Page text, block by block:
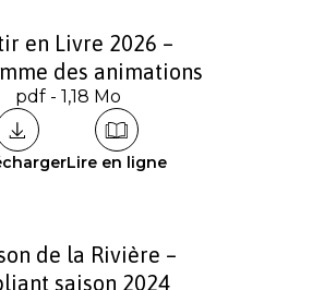
en Livre 2026 –
des animations
pdf - 1,18 Mo
Lire en ligne
de la Rivière –
saison 2024